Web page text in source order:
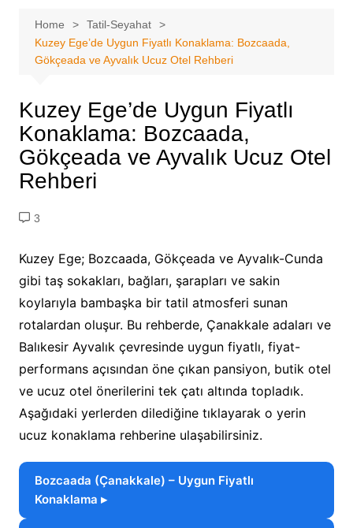
Home
Tatil-Seyahat
Kuzey Ege’de Uygun Fiyatlı Konaklama: Bozcaada,
Gökçeada ve Ayvalık Ucuz Otel Rehberi
Kuzey Ege’de Uygun Fiyatlı
Konaklama: Bozcaada,
Gökçeada ve Ayvalık Ucuz Otel
Rehberi
3
Kuzey Ege; Bozcaada, Gökçeada ve Ayvalık-Cunda
gibi taş sokakları, bağları, şarapları ve sakin
koylarıyla bambaşka bir tatil atmosferi sunan
rotalardan oluşur. Bu rehberde, Çanakkale adaları ve
Balıkesir Ayvalık çevresinde uygun fiyatlı, fiyat-
performans açısından öne çıkan pansiyon, butik otel
ve ucuz otel önerilerini tek çatı altında topladık.
Aşağıdaki yerlerden dilediğine tıklayarak o yerin
ucuz konaklama rehberine ulaşabilirsiniz.
Bozcaada (Çanakkale) – Uygun Fiyatlı
Konaklama ▸